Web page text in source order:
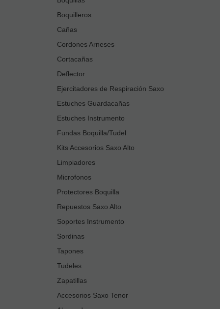
Boquilleros
Cañas
Cordones Arneses
Cortacañas
Deflector
Ejercitadores de Respiración Saxo
Estuches Guardacañas
Estuches Instrumento
Fundas Boquilla/Tudel
Kits Accesorios Saxo Alto
Limpiadores
Microfonos
Protectores Boquilla
Repuestos Saxo Alto
Soportes Instrumento
Sordinas
Tapones
Tudeles
Zapatillas
Accesorios Saxo Tenor